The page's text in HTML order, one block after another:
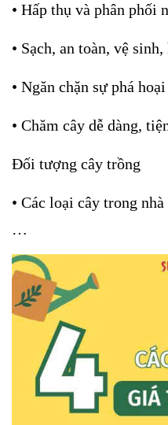
• Hấp thụ và phân phối
• Sạch, an toàn, vệ
• Ngăn chặn sự phá
• Chăm cây dễ dàng,
Đối tượng cây trồng
• Các loại cây trong
…